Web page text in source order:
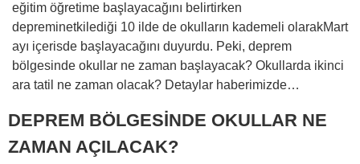
eğitim öğretime başlayacağını belirtirken
depreminetkilediği 10 ilde de okulların kademeli olarakMart
ayı içerisde başlayacağını duyurdu. Peki, deprem
bölgesinde okullar ne zaman başlayacak? Okullarda ikinci
ara tatil ne zaman olacak? Detaylar haberimizde…
DEPREM BÖLGESİNDE OKULLAR NE
ZAMAN AÇILACAK?